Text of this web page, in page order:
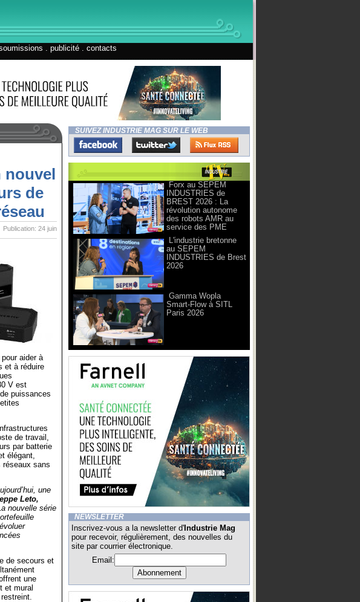
publicité contacts
nouvel
de
Publication: 24 juin
aider à
et à réduire
V est
puissances
de travail,
par batterie
élégant,
sans
une
Leto,
nouvelle série
de secours et
une
et mural
SUIVEZ INDUSTRIE MAG SUR LE WEB
Forx au SEPEM
INDUSTRIES de
BREST 2026 : La
révolution autonome
des robots AMR au
service des PME
L'industrie bretonne
au SEPEM
INDUSTRIES de Brest
2026
Gamma Wopla
Smart-Flow à SITL
Paris 2026
NEWSLETTER
Inscrivez-vous a la newsletter d' Industrie Mag
pour recevoir, régulièrement, des nouvelles du
site par courrier électronique.
Email: